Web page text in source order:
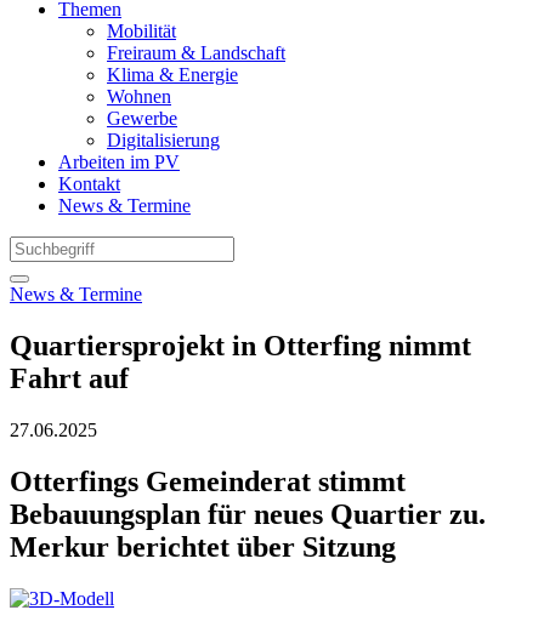
Themen
Mobilität
Freiraum & Landschaft
Klima & Energie
Wohnen
Gewerbe
Digitalisierung
Arbeiten im PV
Kontakt
News & Termine
News & Termine
Quartiersprojekt in Otterfing nimmt
Fahrt auf
27.06.2025
Otterfings Gemeinderat stimmt
Bebauungsplan für neues Quartier zu.
Merkur berichtet über Sitzung